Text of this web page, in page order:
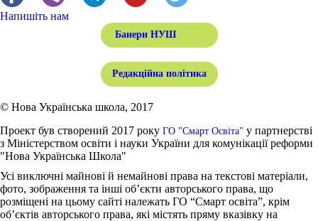
Напишіть нам
Банери НУШ
Редакційна політика
© Нова Українська школа, 2017
Проект був створений 2017 року ГО "Смарт Освіта" у партнерстві
з Міністерством освіти і науки України для комунікації реформи
"Нова Українська Школа"
Усі виключні майнові й немайнові права на текстові матеріали,
фото, зображення та інші об’єкти авторського права, що
розміщені на цьому сайті належать ГО “Смарт освіта”, крім
об’єктів авторського права, які містять пряму вказівку на